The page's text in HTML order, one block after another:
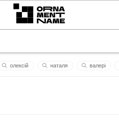
олексiй нaтaля валері